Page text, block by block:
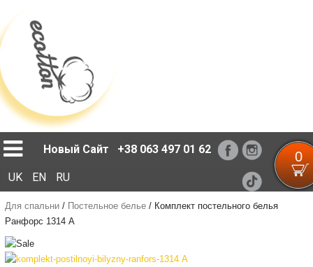
Новый Сайт +38 063 497 01 62 0
UK EN RU
Для спальни/ Постельное белье/ Комплект постельного белья
Ранфорс 1314 А